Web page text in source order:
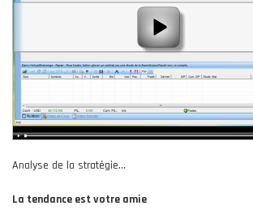
Analyse de la stratégie...
La tendance est votre amie